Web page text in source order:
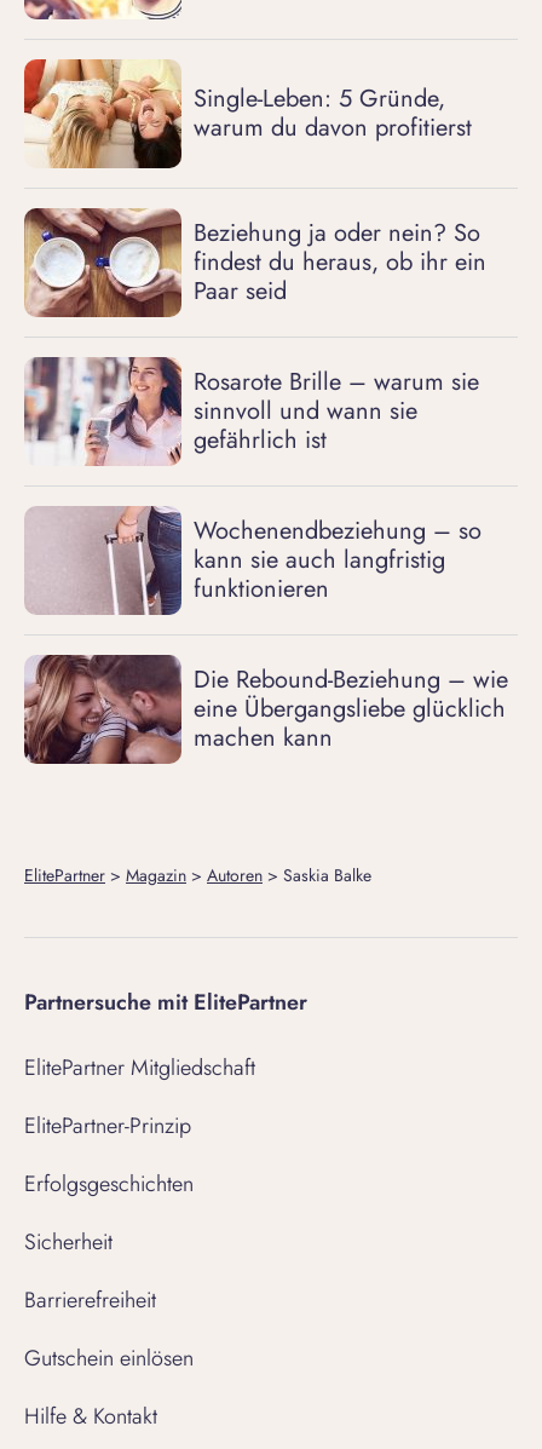
Single-Leben: 5 Gründe,
warum du davon profitierst
Beziehung ja oder nein? So
findest du heraus, ob ihr ein
Paar seid
Rosarote Brille – warum sie
sinnvoll und wann sie
gefährlich ist
Wochenendbeziehung – so
kann sie auch langfristig
funktionieren
Die Rebound-Beziehung – wie
eine Übergangsliebe glücklich
machen kann
ElitePartner > Magazin > Autoren > Saskia Balke
Partnersuche mit ElitePartner
ElitePartner Mitgliedschaft
ElitePartner-Prinzip
Erfolgsgeschichten
Sicherheit
Barrierefreiheit
Gutschein einlösen
Hilfe & Kontakt